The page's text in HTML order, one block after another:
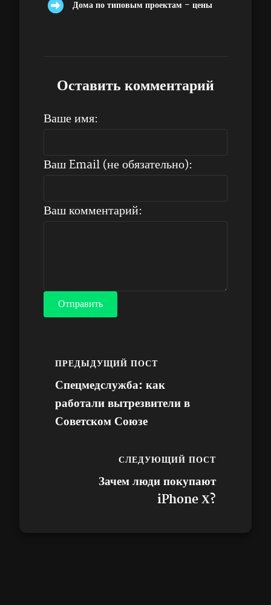
Дома по типовым проектам - цены
Оставить комментарий
Ваше имя:
Ваш Email (не обязательно):
Ваш комментарий:
Отправить
ПРЕДЫДУЩИЙ ПОСТ
Спецмедслужба: как
работали вытрезвители в
Советском Союзе
СЛЕДУЮЩИЙ ПОСТ
Зачем люди покупают
iPhone Х?